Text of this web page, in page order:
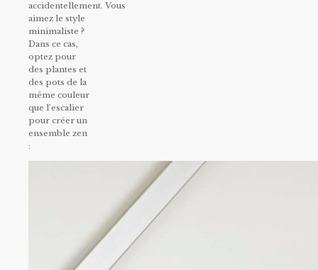
accidentellement. Vous
aimez le style
minimaliste ?
Dans ce cas,
optez pour
des plantes et
des pots de la
même couleur
que l’escalier
pour créer un
ensemble zen
: